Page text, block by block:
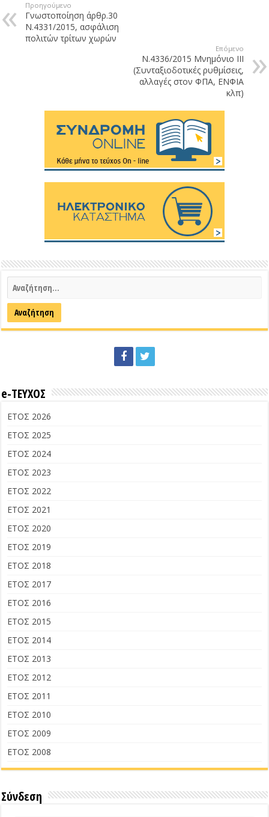
Προηγούμενο
Γνωστοποίηση άρθρ.30
Ν.4331/2015, ασφάλιση
πολιτών τρίτων χωρών
Επόμενο
Ν.4336/2015 Μνημόνιο ΙΙΙ
(Συνταξιοδοτικές ρυθμίσεις,
αλλαγές στον ΦΠΑ, ΕΝΦΙΑ
κλπ)
e-ΤΕΥΧΟΣ
ΕΤΟΣ 2026
ΕΤΟΣ 2025
ΕΤΟΣ 2024
ΕΤΟΣ 2023
ΕΤΟΣ 2022
ΕΤΟΣ 2021
ΕΤΟΣ 2020
ΕΤΟΣ 2019
ΕΤΟΣ 2018
ΕΤΟΣ 2017
ΕΤΟΣ 2016
ΕΤΟΣ 2015
ΕΤΟΣ 2014
ΕΤΟΣ 2013
ΕΤΟΣ 2012
ΕΤΟΣ 2011
ΕΤΟΣ 2010
ΕΤΟΣ 2009
ΕΤΟΣ 2008
Σύνδεση